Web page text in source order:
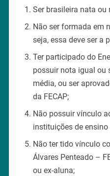
Ser brasileira nata ou
Não ser formada em
seja, essa deve ser a
Ter participado do
possuir nota igual ou
média, ou ser
da FECAP;
Não possuir vínculo
instituições de ensino
Não ter tido vínculo
Álvares Penteado –
ou ex-aluna;